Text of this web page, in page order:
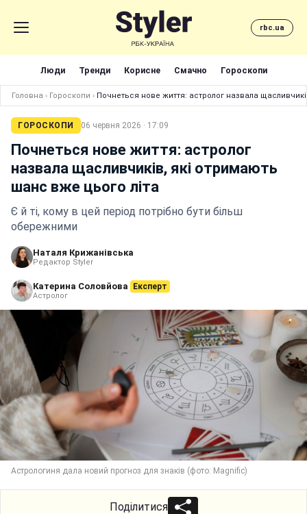
rbc.ua
Люди Тренди Корисне Смачно Гороскопи
Головна › Гороскопи › Почнеться нове життя: астролог назвала
ГОРОСКОПИ 06 червня 2026 · 17:09
Почнеться нове життя: астролог
назвала щасливчиків, які отримають
шанс вже цього літа
Є й ті, кому в цей період потрібно бути більш
обережними
Наталя Крижанівська
Редактор Styler
Катерина Соловйова Експерт
Астролог
Астрологиня дала новий прогноз для знаків (фото: Мagnific)
Поділитися